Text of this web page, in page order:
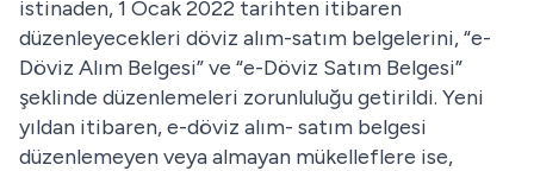
istinaden, 1 Ocak 2022 tarihten itibaren
düzenleyecekleri döviz alım-satım belgelerini, “e-
Döviz Alım Belgesi” ve “e-Döviz Satım Belgesi”
şeklinde düzenlemeleri zorunluluğu getirildi. Yeni
yıldan itibaren, e-döviz alım- satım belgesi
düzenlemeyen veya almayan mükelleflere ise,